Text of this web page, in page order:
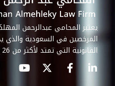
يعتبر المحامي عبدالرحمن
المرخصين في السعودية والذي
القانونية التي تمتد لأكثر من 26 سنة .